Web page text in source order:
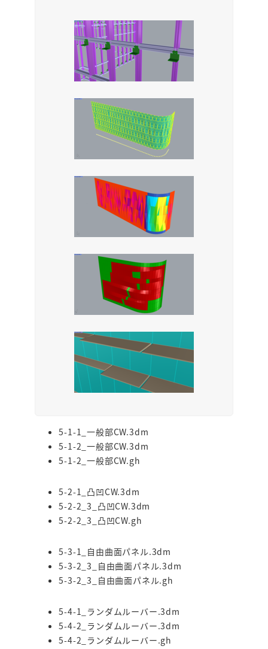
5-1-1_一般部CW.3dm
5-1-2_一般部CW.3dm
5-1-2_一般部CW.gh
5-2-1_凸凹CW.3dm
5-2-2_3_凸凹CW.3dm
5-2-2_3_凸凹CW.gh
5-3-1_自由曲面パネル.3dm
5-3-2_3_自由曲面パネル.3dm
5-3-2_3_自由曲面パネル.gh
5-4-1_ランダムルーバー.3dm
5-4-2_ランダムルーバー.3dm
5-4-2_ランダムルーバー.gh